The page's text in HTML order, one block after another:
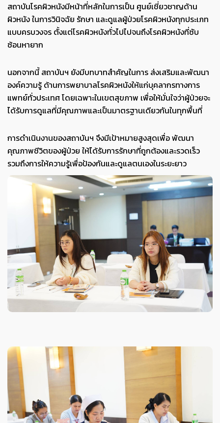
สถาบันโรคผิวหนังมีหน้าที่หลักในการเป็น ศูนย์เชี่ยวชาญด้าน
ผิวหนัง ในการวินิจฉัย รักษา และดูแลผู้ป่วยโรคผิวหนังทุกประเภท
แบบครบวงจร ตั้งแต่โรคผิวหนังทั่วไปไปจนถึงโรคผิวหนังที่ซับ
ซ้อนหายาก
นอกจากนี้ สถาบันฯ ยังมีบทบาทสำคัญในการ ส่งเสริมและพัฒนา
องค์ความรู้ ด้านการพยาบาลโรคผิวหนังให้แก่บุคลากรทางการ
แพทย์ทั่วประเทศ โดยเฉพาะในเขตสุขภาพ เพื่อให้มั่นใจว่าผู้ป่วยจะ
ได้รับการดูแลที่มีคุณภาพและเป็นมาตรฐานเดียวกันในทุกพื้นที่
การดำเนินงานของสถาบันฯ จึงมีเป้าหมายสูงสุดเพื่อ พัฒนา
คุณภาพชีวิตของผู้ป่วย ให้ได้รับการรักษาที่ถูกต้องและรวดเร็ว
รวมถึงการให้ความรู้เพื่อป้องกันและดูแลตนเองในระยะยาว